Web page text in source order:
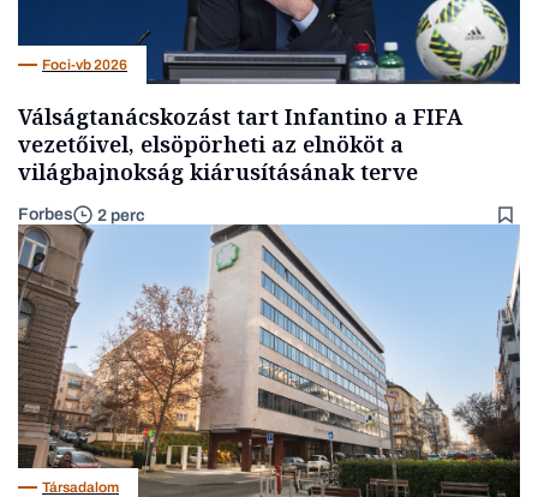
Foci-vb 2026
Válságtanácskozást tart Infantino a FIFA
vezetőivel, elsöpörheti az elnököt a
világbajnokság kiárusításának terve
Forbes 2 perc
Társadalom